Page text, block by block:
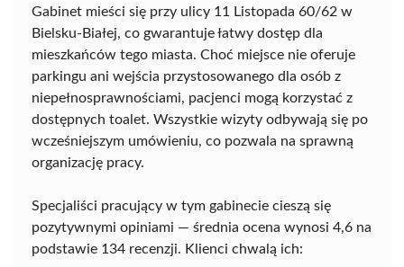
Gabinet mieści się przy ulicy 11 Listopada 60/62 w
Bielsku-Białej, co gwarantuje łatwy dostęp dla
mieszkańców tego miasta. Choć miejsce nie oferuje
parkingu ani wejścia przystosowanego dla osób z
niepełnosprawnościami, pacjenci mogą korzystać z
dostępnych toalet. Wszystkie wizyty odbywają się po
wcześniejszym umówieniu, co pozwala na sprawną
organizację pracy.
Specjaliści pracujący w tym gabinecie cieszą się
pozytywnymi opiniami — średnia ocena wynosi 4,6 na
podstawie 134 recenzji. Klienci chwalą ich: